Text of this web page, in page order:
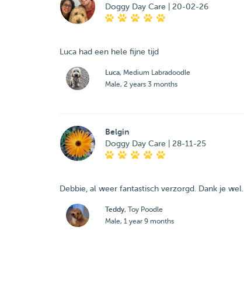
Doggy Day Care | 20-02-26
Luca had een hele fijne tijd
Luca, Medium Labradoodle
Male, 2 years 3 months
Belgin
Doggy Day Care | 28-11-25
Debbie, al weer fantastisch verzorgd. Dank je wel.
Teddy, Toy Poodle
Male, 1 year 9 months